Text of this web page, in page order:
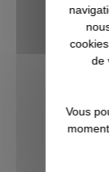
l'une
les
de
Vous